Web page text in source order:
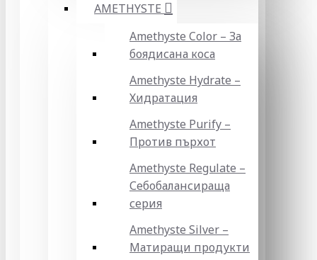
AMETHYSTE
Amethyste Color – За
боядисана коса
Amethyste Hydrate –
Хидратация
Amethyste Purify –
Против пърхот
Amethyste Regulate –
Себобалансираща
серия
Amethyste Silver –
Матиращи продукти